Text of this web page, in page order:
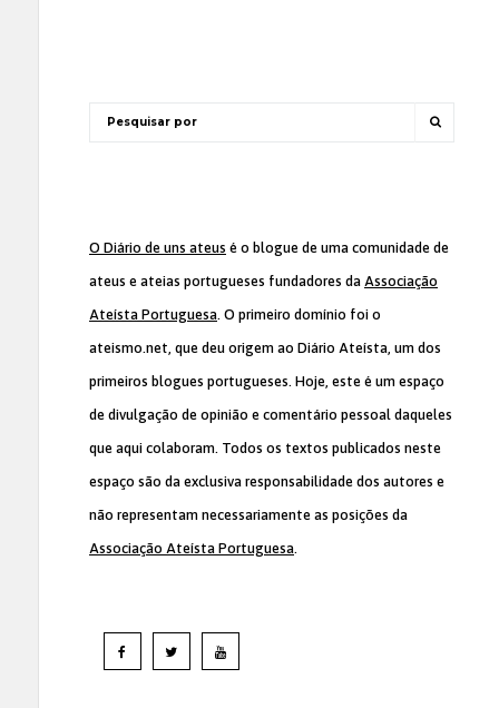
O Diário de uns ateus é o blogue de uma comunidade de
ateus e ateias portugueses fundadores da Associação
Ateísta Portuguesa. O primeiro domínio foi o
ateismo.net, que deu origem ao Diário Ateísta, um dos
primeiros blogues portugueses. Hoje, este é um espaço
de divulgação de opinião e comentário pessoal daqueles
que aqui colaboram. Todos os textos publicados neste
espaço são da exclusiva responsabilidade dos autores e
não representam necessariamente as posições da
Associação Ateísta Portuguesa.